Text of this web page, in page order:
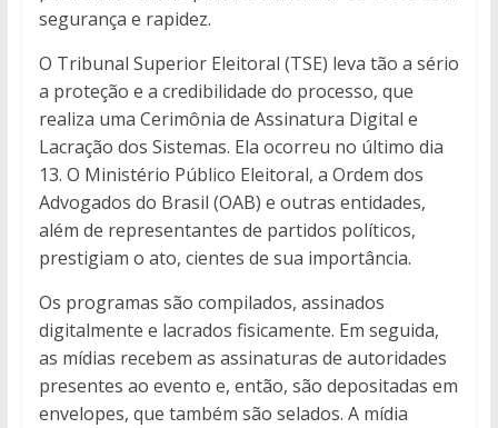
segurança e rapidez.
O Tribunal Superior Eleitoral (TSE) leva tão a sério
a proteção e a credibilidade do processo, que
realiza uma Cerimônia de Assinatura Digital e
Lacração dos Sistemas. Ela ocorreu no último dia
13. O Ministério Público Eleitoral, a Ordem dos
Advogados do Brasil (OAB) e outras entidades,
além de representantes de partidos políticos,
prestigiam o ato, cientes de sua importância.
Os programas são compilados, assinados
digitalmente e lacrados fisicamente. Em seguida,
as mídias recebem as assinaturas de autoridades
presentes ao evento e, então, são depositadas em
envelopes, que também são selados. A mídia